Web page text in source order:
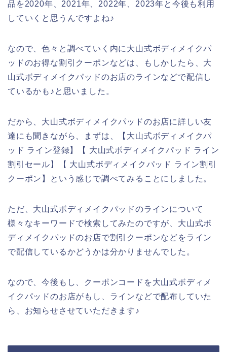
品を2020年、2021年、2022年、2023年と今後も利用
していくと思うんですよね♪
なので、色々と調べていく内に大山式ボディメイクパ
ッドのお得な割引クーポンなどは、もしかしたら、大
山式ボディメイクパッドのお店のラインなどで配信し
ているかも♪と思いました。
だから、大山式ボディメイクパッドのお店に詳しい友
達にも聞きながら、まずは、【大山式ボディメイクパ
ッド ライン登録】【 大山式ボディメイクパッド ライン
割引セール】【 大山式ボディメイクパッド ライン割引
クーポン】という感じで調べてみることにしました。
ただ、大山式ボディメイクパッドのラインについて
様々なキーワードで検索してみたのですが、大山式ボ
ディメイクパッドのお店で割引クーポンなどをライン
で配信しているかどうかは分かりませんでした。
なので、今後もし、クーポンコードを大山式ボディメ
イクパッドのお店がもし、ラインなどで配布していた
ら、お知らせさせていただきます♪